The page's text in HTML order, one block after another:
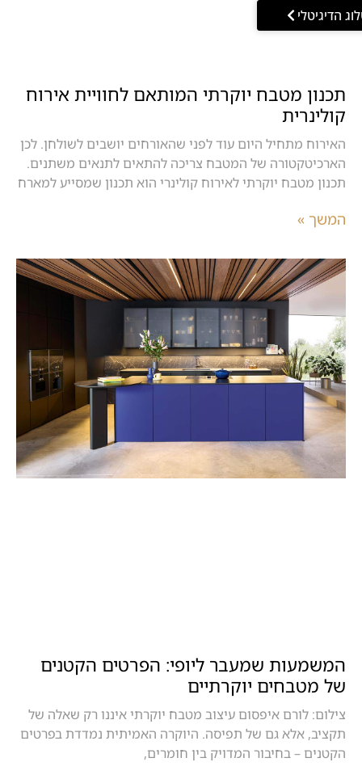
תכנון מטבח יוקרתי המותאם לחוויית אירוח
קולינרית
האירוח מתחיל היום עוד לפני שהאורחים יושבים לשולחן. לכן
הארכיטקטורה של המטבח צריכה להתאים לתנאים משתנים.
תכנון מטבח יוקרתי לאירוח קולינרי הוא תכנון שמסייע למארח
המשך »
המשמעות שמעבר ליופי: הפרטים הקטנים
של מטבחים יוקרתיים
צילום: לורם איפסום עיצוב מטבח יוקרתי איננו רק שאלה של
תקציב, אלא גם של תפיסה. היוקרה האמיתית נמדדת בפרטים
הקטנים – בחיבור המדויק בין חומרים,
הדיגיטלי